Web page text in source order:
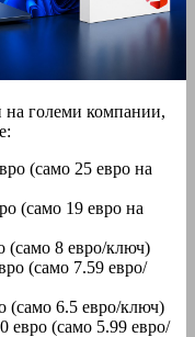
на големи компании,
(само 25 евро на
(само 19 евро на
(само 8 евро/ключ)
(само 7.59 евро/
(само 6.5 евро/ключ)
евро (само 5.99 евро/